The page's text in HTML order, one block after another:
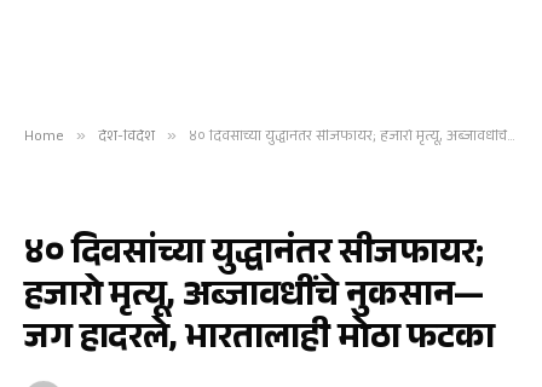
Home » देश-विदेश » ४० दिवसांच्या युद्धानंतर सीजफायर; हजारो मृत्यू, अब्जावधींचे नुकसान—जग हादरले, भारतालाही मोठा फटका
४० दिवसांच्या युद्धानंतर सीजफायर;
हजारो मृत्यू, अब्जावधींचे नुकसान—
जग हादरले, भारतालाही मोठा फटका